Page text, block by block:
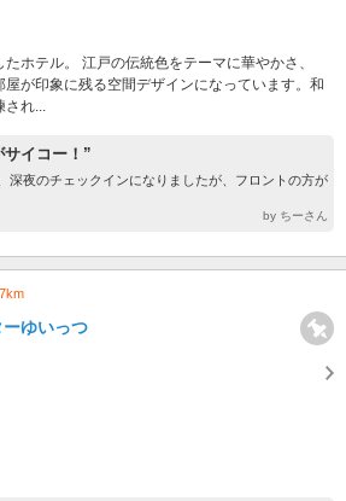
ホテル。 江戸の伝統色をテーマに華やかさ、
が印象に残る空間デザインになっています。和
され...
イコー！”
深夜のチェックインになりましたが、フロントの方が
by ちーさん
ゆいっつ